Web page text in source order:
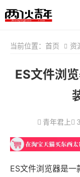
当前位置： 首页 资
ES文件浏
青年君上
ES文件浏览器是